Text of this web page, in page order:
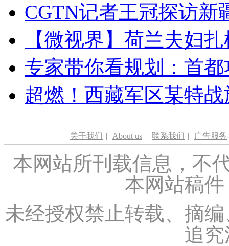
CGTN记者王冠探访新
【微视界】荷兰夫妇
专家带你看规划：首
超燃！西藏军区某特
关于我们 | About us | 联系我们 | 广告服务
本网站所刊载信息，不
本网站稿
未经授权禁止转载、摘
追